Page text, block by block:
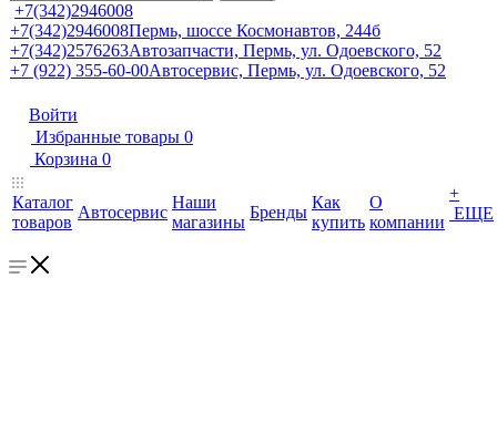
+7(342)2946008
+7(342)2946008Пермь, шоссе Космонавтов, 244б
+7(342)2576263Автозапчасти, Пермь, ул. Одоевского, 52
+7 (922) 355-60-00Автосервис, Пермь, ул. Одоевского, 52
Войти
Избранные товары 0
Корзина 0
Каталог
товаров
Автосервис
Наши
магазины
Бренды
Как
купить
О
компании
+
ЕЩЕ